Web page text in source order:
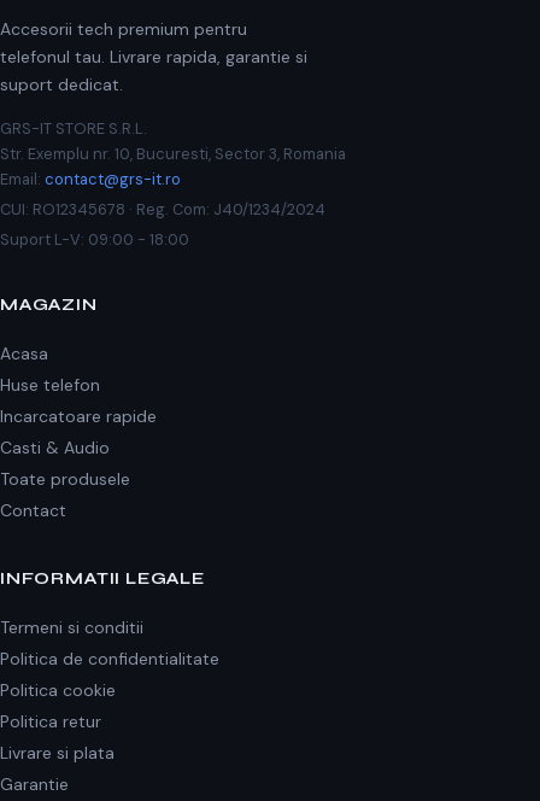
Accesorii tech premium pentru
telefonul tau. Livrare rapida, garantie si
suport dedicat.
GRS-IT STORE S.R.L.
Str. Exemplu nr. 10, Bucuresti, Sector 3, Romania
Email: contact@grs-it.ro
CUI: RO12345678 · Reg. Com: J40/1234/2024
Suport L-V: 09:00 - 18:00
MAGAZIN
Acasa
Huse telefon
Incarcatoare rapide
Casti & Audio
Toate produsele
Contact
INFORMATII LEGALE
Termeni si conditii
Politica de confidentialitate
Politica cookie
Politica retur
Livrare si plata
Garantie